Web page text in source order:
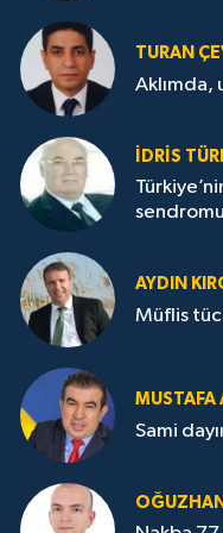
TURAN
Aklımda,
İDRİS
AYDIN
Müflis
MUSTAFA
Sami